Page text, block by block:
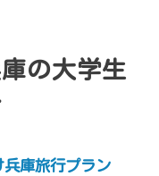
の大学生
庫旅行プラン